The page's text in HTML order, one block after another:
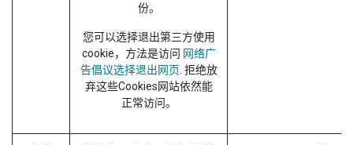
份。
您可以选择退出第三方使用
cookie，方法是访问 网络广
告倡议选择退出网页 . 拒绝放
弃这些Cookies网站依然能
正常访问。